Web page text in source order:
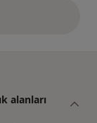
alanları